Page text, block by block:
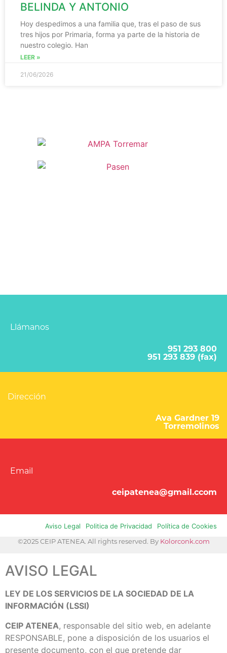
BELINDA Y ANTONIO
Hoy despedimos a una familia que, tras el paso de sus
tres hijos por Primaria, forma ya parte de la historia de
nuestro colegio. Han
LEER »
21/06/2026
Llámanos
951 293 800
951 293 839 (fax)
Dirección
Ava Gardner 19
Torremolinos
Email
ceipatenea@gmail.ccom
Aviso Legal Politica de Privacidad
Política de Cookies
©2025 CEIP ATENEA. All rights reserved. By Kolorconk.com
AVISO LEGAL
LEY DE LOS SERVICIOS DE LA SOCIEDAD DE LA
INFORMACIÓN (LSSI)
CEIP ATENEA, responsable del sitio web, en adelante
RESPONSABLE, pone a disposición de los usuarios el
presente documento, con el que pretende dar